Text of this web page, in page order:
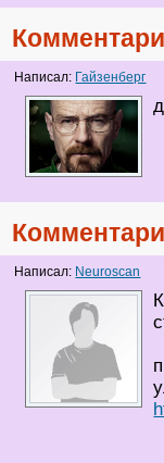
Написал: Гайзенберг
Написал: Neuroscan